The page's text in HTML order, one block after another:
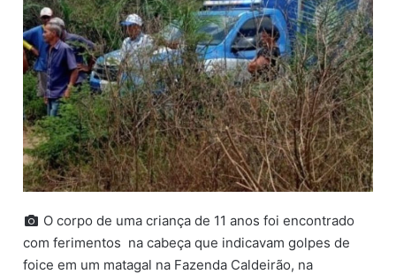
e
u
m
e
-
m
a
i
l
O corpo de uma criança de 11 anos foi encontrado
com ferimentos na cabeça que indicavam golpes de
foice em um matagal na Fazenda Caldeirão, na